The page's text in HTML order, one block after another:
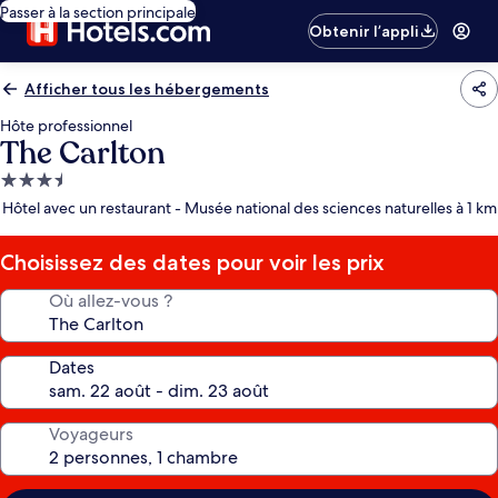
Passer à la section principale
Obtenir l’appli
Afficher tous les hébergements
Hôte professionnel
The Carlton
Hébergement
3.5 étoiles
Hôtel avec un restaurant - Musée national des sciences naturelles à 1 km
Choisissez des dates pour voir les prix
Où allez-vous ?
Dates
Voyageurs